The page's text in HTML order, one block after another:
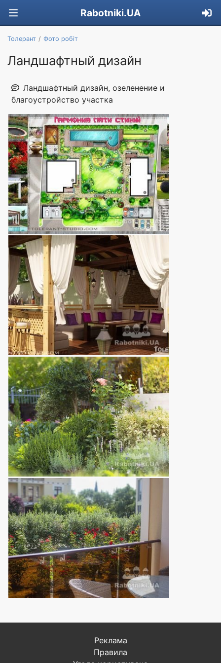
Rabotniki.UA
Толерант Фото робіт
Ландшафтный дизайн
Ландшафтный дизайн, озеленение и
благоустройство участка
Реклама
Правила